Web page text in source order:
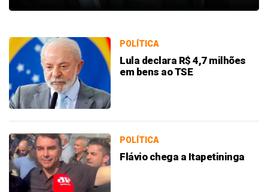
POLÍTICA
Lula declara R$ 4,7 milhões
em bens ao TSE
POLÍTICA
Flávio chega a Itapetininga